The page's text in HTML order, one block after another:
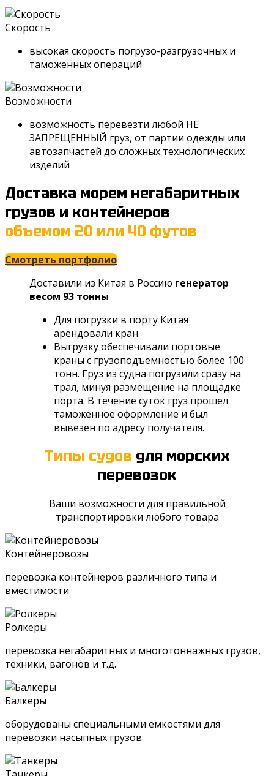
Скорость
высокая скорость погрузо-разгрузочных и
таможенных операций
Возможности
возможность перевезти любой НЕ
ЗАПРЕЩЕННЫЙ груз, от партии одежды или
автозапчастей до сложных технологических
изделий
Доставка морем негабаритных
грузов и контейнеров
объемом 20 или 40 футов
Смотреть портфолио
Доставили из Китая в Россию генератор
весом 93 тонны
Для погрузки в порту Китая
арендовали кран.
Выгрузку обеспечивали портовые
краны с грузоподъемностью более 100
тонн. Груз из судна погрузили сразу на
трал, минуя размещениe на площадке
порта. В течение суток груз прошел
таможенное оформление и был
вывезен по адресу получателя.
Типы судов для морских
перевозок
Ваши возможности для правильной
транспортировки любого товара
Контейнеровозы
перевозка контейнеров различного типа и
вместимости
Ролкеры
перевозка негабаритных и многотоннажных грузов,
техники, вагонов и т.д.
Балкеры
оборудованы специальными емкостями для
перевозки насыпных грузов